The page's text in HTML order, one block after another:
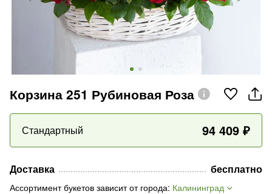
Корзина 251 Рубиновая Роза
Стандартный 94 409 ₽
Доставка бесплатно
Ассортимент букетов зависит от города: Калининград